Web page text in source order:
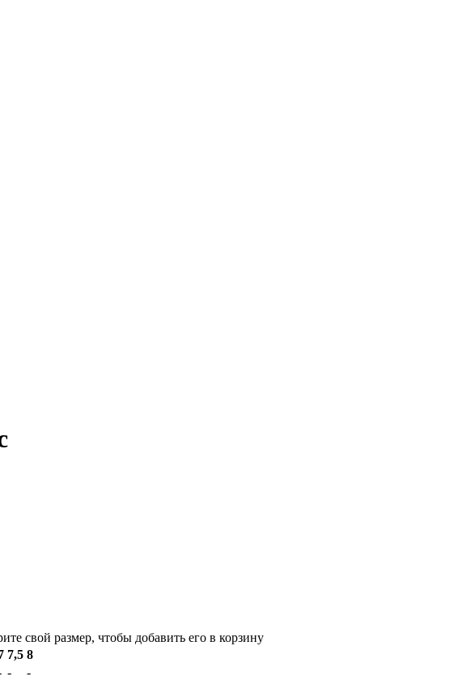
свой размер, чтобы добавить его в корзину
7,5 8
-
-